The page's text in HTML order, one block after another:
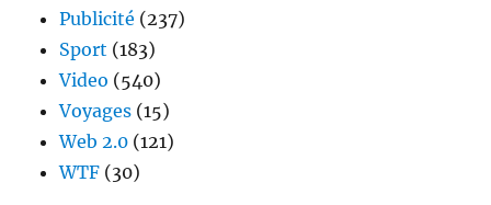
Publicité (237)
Sport (183)
Video (540)
Voyages (15)
Web 2.0 (121)
WTF (30)